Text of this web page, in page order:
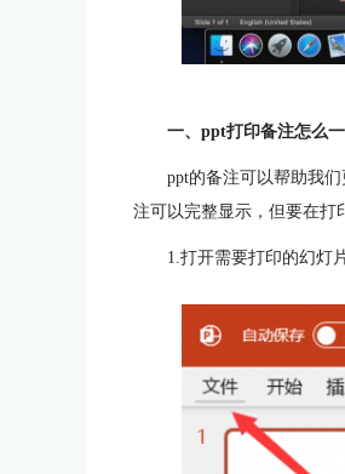
一、ppt打印备注怎么
ppt的备注可以帮助我
注可以完整显示，但要在打
1.打开需要打印的幻灯